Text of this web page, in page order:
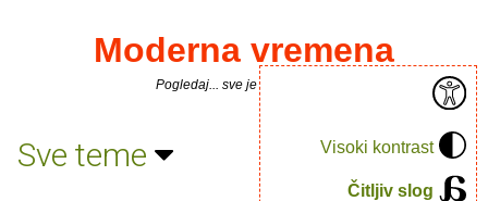
Visoki kontrast
Čitljiv slog
Moderna vremena
Pogledaj... sve je puno knjiga.
Sve teme